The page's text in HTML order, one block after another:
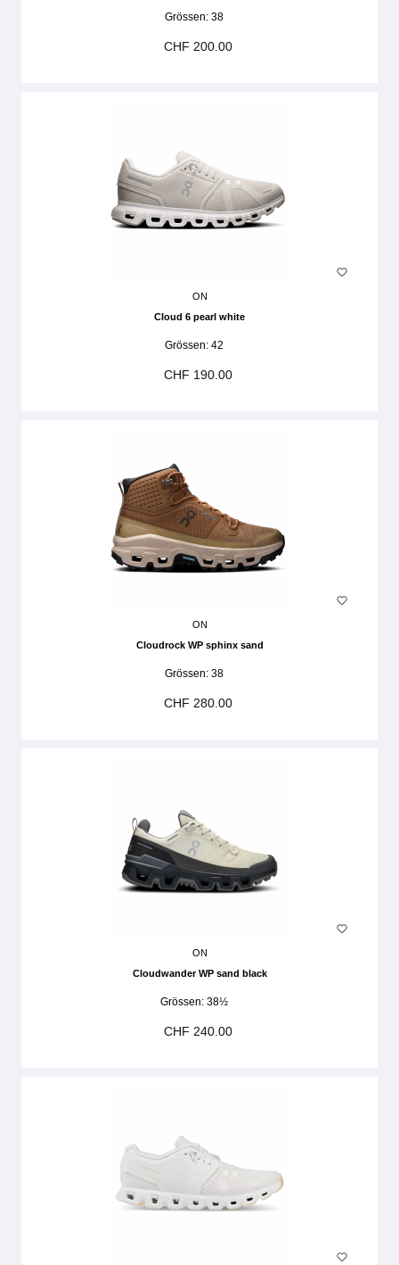
Grössen: 38
CHF 200.00
ON
Cloud 6 pearl white
Grössen: 42
CHF 190.00
ON
Cloudrock WP sphinx sand
Grössen: 38
CHF 280.00
ON
Cloudwander WP sand black
Grössen: 38½
CHF 240.00